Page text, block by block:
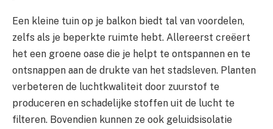
Een kleine tuin op je balkon biedt tal van voordelen,
zelfs als je beperkte ruimte hebt. Allereerst creëert
het een groene oase die je helpt te ontspannen en te
ontsnappen aan de drukte van het stadsleven. Planten
verbeteren de luchtkwaliteit door zuurstof te
produceren en schadelijke stoffen uit de lucht te
filteren. Bovendien kunnen ze ook geluidsisolatie